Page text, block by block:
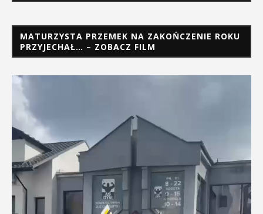
MATURZYSTA PRZEMEK NA ZAKOŃCZENIE ROKU
PRZYJECHAŁ… – ZOBACZ FILM
Odtwarzacz